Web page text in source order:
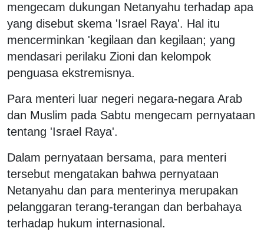
mengecam dukungan Netanyahu terhadap apa
yang disebut skema 'Israel Raya'. Hal itu
mencerminkan 'kegilaan dan kegilaan; yang
mendasari perilaku Zioni dan kelompok
penguasa ekstremisnya.
Para menteri luar negeri negara-negara Arab
dan Muslim pada Sabtu mengecam pernyataan
tentang 'Israel Raya'.
Dalam pernyataan bersama, para menteri
tersebut mengatakan bahwa pernyataan
Netanyahu dan para menterinya merupakan
pelanggaran terang-terangan dan berbahaya
terhadap hukum internasional.